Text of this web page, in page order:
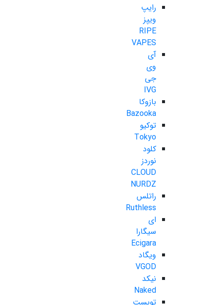
رایپ
ویپز
RIPE
VAPES
آی
وی
جی
IVG
بازوکا
Bazooka
توکیو
Tokyo
کلود
نوردز
CLOUD
NURDZ
راتلس
Ruthless
ای
سیگارا
Ecigara
ویگاد
VGOD
نیکد
Naked
تویست